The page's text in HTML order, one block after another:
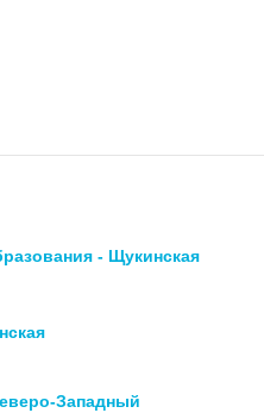
- Щукинская
Западный